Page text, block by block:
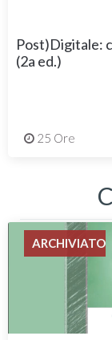
Post)Digitale:
(2a ed.)
25 Ore
ARCHIVIATO